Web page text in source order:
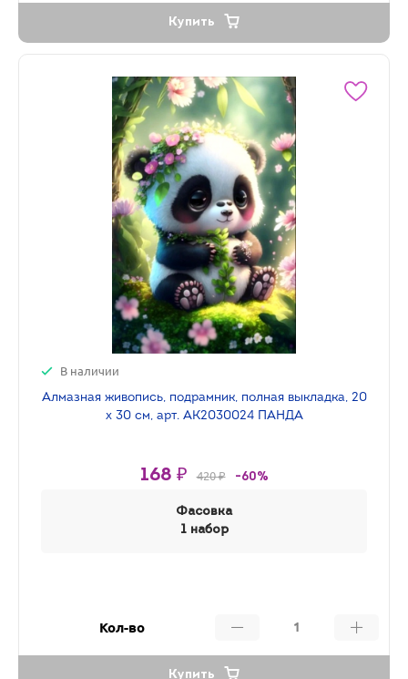
Купить
В наличии
Алмазная живопись, подрамник, полная выкладка, 20
х 30 см, арт. AK2030024 ПАНДА
168 ₽ 420 ₽ -60%
Фасовка
1 набор
Кол-во
Купить